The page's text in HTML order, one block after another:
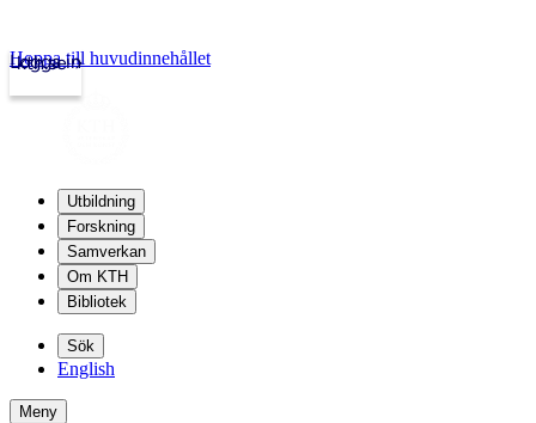
kth.se
Logga in
Hoppa till huvudinnehållet
Utbildning
Forskning
Samverkan
Om KTH
Bibliotek
Sök
English
Meny